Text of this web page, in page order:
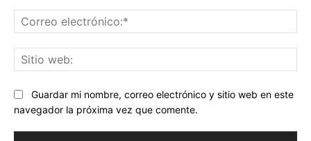
Guardar mi nombre, correo electrónico y sitio web en este
navegador la próxima vez que comente.